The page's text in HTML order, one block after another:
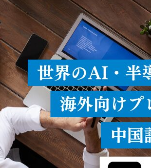
、単一のデバイス
。遠距離まで届く
ャ […]